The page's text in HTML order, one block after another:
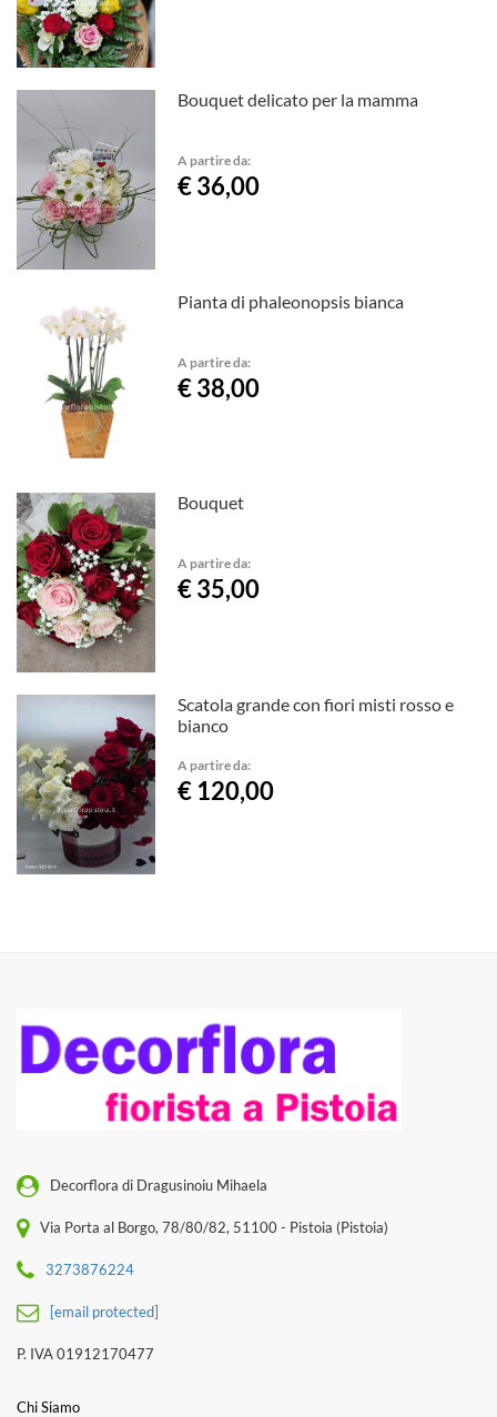
Bouquet delicato per la mamma
A partire da:
€ 36,00
Pianta di phaleonopsis bianca
A partire da:
€ 38,00
Bouquet
A partire da:
€ 35,00
Scatola grande con fiori misti rosso e
bianco
A partire da:
€ 120,00
Decorflora di Dragusinoiu Mihaela
Via Porta al Borgo, 78/80/82, 51100 - Pistoia (Pistoia)
3273876224
[email protected]
P. IVA 01912170477
Chi Siamo